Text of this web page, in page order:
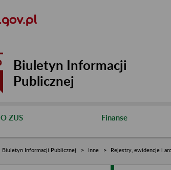
Biuletyn Informacji
Publicznej
O ZUS Finanse
Biuletyn Informacji Publicznej Inne Rejestry, ewidencje i